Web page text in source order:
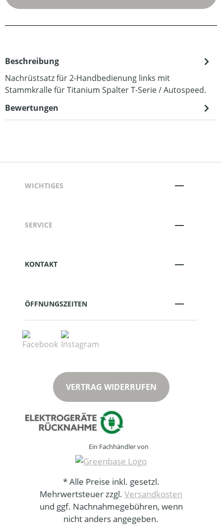
Beschreibung
Nachrüstsatz für 2-Handbedienung links mit
Stammkralle für Titanium Spalter T-Serie / Autospeed.
Bewertungen
WICHTIGES
SERVICE
KONTAKT
ÖFFNUNGSZEITEN
VERTRAG WIDERRUFEN
Ein Fachhändler von
* Alle Preise inkl. gesetzl.
Mehrwertsteuer zzgl. Versandkosten
und ggf. Nachnahmegebühren, wenn
nicht anders angegeben.